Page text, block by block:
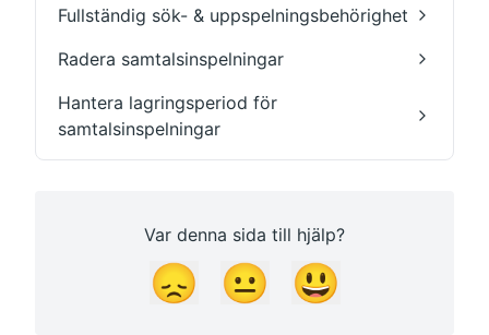
Fullständig sök- & uppspelningsbehörighet
Radera samtalsinspelningar
Hantera lagringsperiod för
samtalsinspelningar
Var denna sida till hjälp?
😞 😐 😃